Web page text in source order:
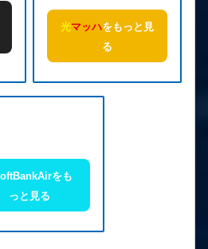
光マッハをもっと見
る
をも
っと見る